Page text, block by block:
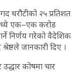
धरौटीको २५ प्रतिशत
एक–एक करोड
निर्णय गरेको वैदेशिक
जानकारी दिए ।
कोषमा चार